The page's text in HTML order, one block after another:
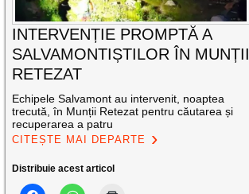
INTERVENȚIE PROMPTĂ A
SALVAMONTIȘTILOR ÎN MUNȚII
RETEZAT
Echipele Salvamont au intervenit, noaptea
trecută, în Munții Retezat pentru căutarea și
recuperarea a patru
CITEȘTE MAI DEPARTE
Distribuie acest articol